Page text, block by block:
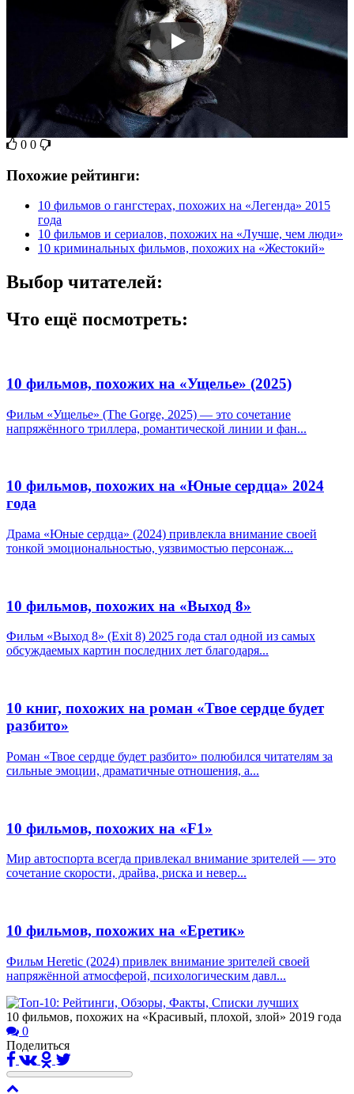
0 0
Похожие рейтинги:
10 фильмов о гангстерах, похожих на «Легенда» 2015
года
10 фильмов и сериалов, похожих на «Лучше, чем люди»
10 криминальных фильмов, похожих на «Жестокий»
Выбор читателей:
Что ещё посмотреть:
10 фильмов, похожих на «Ущелье» (2025)
Фильм «Ущелье» (The Gorge, 2025) — это сочетание
напряжённого триллера, романтической линии и фан...
10 фильмов, похожих на «Юные сердца» 2024
года
Драма «Юные сердца» (2024) привлекла внимание своей
тонкой эмоциональностью, уязвимостью персонаж...
10 фильмов, похожих на «Выход 8»
Фильм «Выход 8» (Exit 8) 2025 года стал одной из самых
обсуждаемых картин последних лет благодаря...
10 книг, похожих на роман «Твое сердце будет
разбито»
Роман «Твое сердце будет разбито» полюбился читателям за
сильные эмоции, драматичные отношения, а...
10 фильмов, похожих на «F1»
Мир автоспорта всегда привлекал внимание зрителей — это
сочетание скорости, драйва, риска и невер...
10 фильмов, похожих на «Еретик»
Фильм Heretic (2024) привлек внимание зрителей своей
напряжённой атмосферой, психологическим давл...
10 фильмов, похожих на «Красивый, плохой, злой» 2019 года
0
Поделиться